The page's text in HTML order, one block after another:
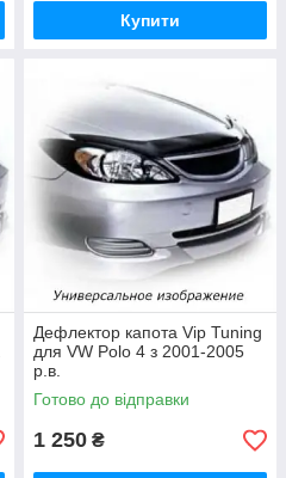
Купити
Дефлектор капота Vip Tuning
для VW Polo 4 з 2001-2005
р.в.
Готово до відправки
1 250 ₴